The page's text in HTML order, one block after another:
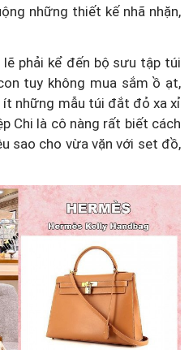
những thiết kế nhã nhặn,
phải kể đến bộ sưu tập túi
tuy không mua sắm ồ ạt,
những mẫu túi đắt đỏ xa xỉ
Chi là cô nàng rất biết cách
sao cho vừa vặn với set đồ,